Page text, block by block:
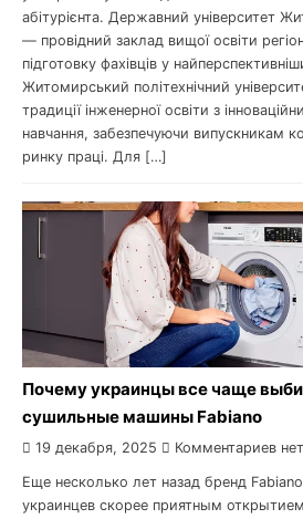
абітурієнта. Державний університет
— провідний заклад вищої освіти
підготовку фахівців у
Житомирський політехнічний
традиції інженерної освіти з
навчання, забезпечуючи випускникам
ринку праці. Для […]
Почему украинцы все чаще
сушильные машины Fabiano
19 декабря, 2025 Комментариев нет
Еще несколько лет назад бренд
украинцев скорее приятным